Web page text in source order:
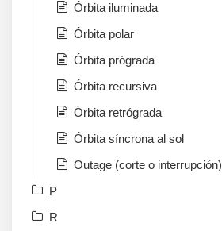
Órbita iluminada
Órbita polar
Órbita prógrada
Órbita recursiva
Órbita retrógrada
Órbita síncrona al sol
Outage (corte o interrupción)
P
R